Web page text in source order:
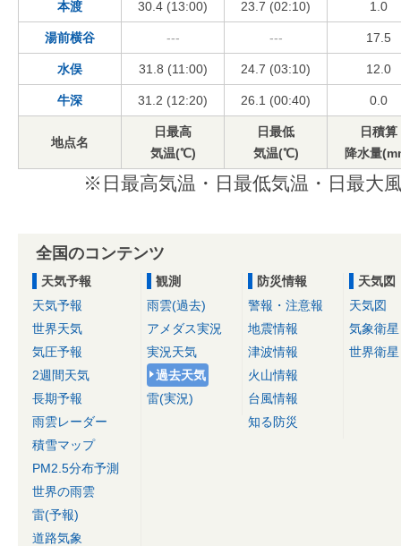
本渡 30.4 (13:00) 23.7 (02:10) 1.0
湯前横谷 --- --- 17.5
水俣 31.8 (11:00) 24.7 (03:10) 12.0
牛深 31.2 (12:20) 26.1 (00:40) 0.0
地点名
日最高
気温(℃)
日最低
気温(℃)
日積算
降水量
※日最高気温・日最低気温・日最大
全国のコンテンツ
天気予報
天気予報
世界天気
気圧予報
2週間天気
長期予報
雨雲レーダー
積雪マップ
PM2.5分布予測
世界の雨雲
雷(予報)
道路気象
観測
雨雲(過去)
アメダス実況
実況天気
過去天気
雷(実況)
防災情報
警報・注意報
地震情報
津波情報
火山情報
台風情報
知る防災
天気図
天気図
気象衛星
世界衛星